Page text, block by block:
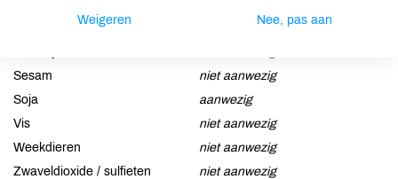
Sesam
niet aanwezig
Soja
aanwezig
Vis
niet aanwezig
Weekdieren
niet aanwezig
Zwaveldioxide / sulfieten
niet aanwezig
Weigeren Nee, pas aan